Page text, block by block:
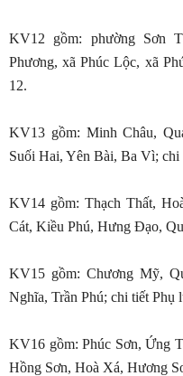
KV12 gồm: phường Sơn
Phương, xã Phúc Lộc, xã
12.
KV13 gồm: Minh Châu,
Suối Hai, Yên Bài, Ba Vì; chi
KV14 gồm: Thạch Thất,
Cát, Kiều Phú, Hưng Đạo,
KV15 gồm: Chương Mỹ,
Nghĩa, Trần Phú; chi tiết Phụ
KV16 gồm: Phúc Sơn, Ứng
Hồng Sơn, Hoà Xá, Hương